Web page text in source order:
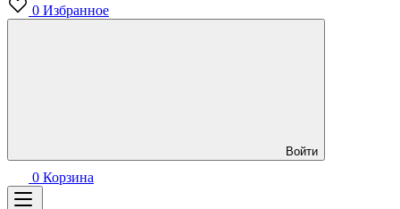
0 Избранное
Войти
0 Корзина